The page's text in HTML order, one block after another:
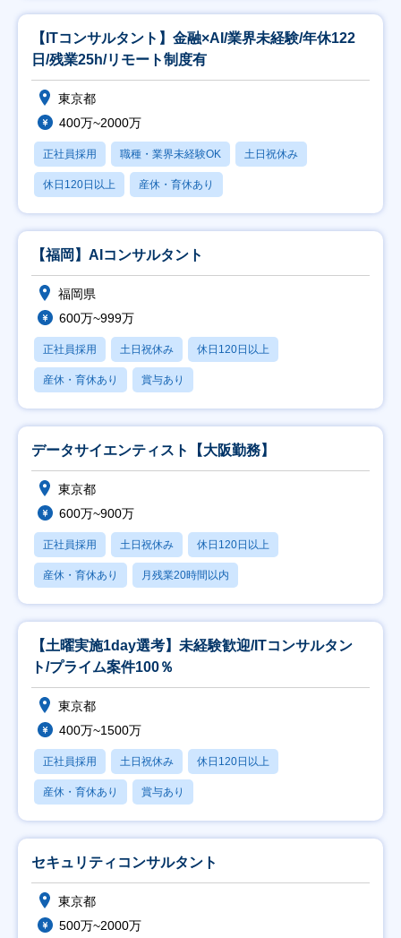
【ITコンサルタント】金融×AI/業界未経験/年休122
日/残業25h/リモート制度有
東京都
400万~2000万
正社員採用 職種・業界未経験OK 土日祝休み
休日120日以上 産休・育休あり
【福岡】AIコンサルタント
福岡県
600万~999万
正社員採用 土日祝休み 休日120日以上
産休・育休あり 賞与あり
データサイエンティスト【大阪勤務】
東京都
600万~900万
正社員採用 土日祝休み 休日120日以上
産休・育休あり 月残業20時間以内
【土曜実施1day選考】未経験歓迎/ITコンサルタン
ト/プライム案件100％
東京都
400万~1500万
正社員採用 土日祝休み 休日120日以上
産休・育休あり 賞与あり
セキュリティコンサルタント
東京都
500万~2000万